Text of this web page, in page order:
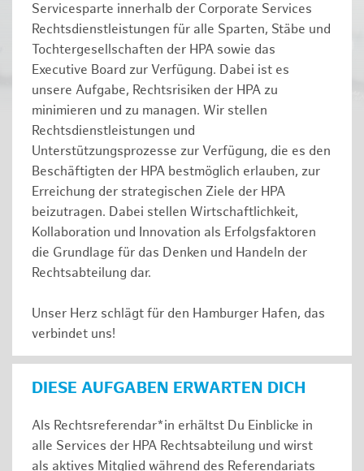
Servicesparte innerhalb der Corporate Services
Rechtsdienstleistungen für alle Sparten, Stäbe und
Tochtergesellschaften der HPA sowie das
Executive Board zur Verfügung. Dabei ist es
unsere Aufgabe, Rechtsrisiken der HPA zu
minimieren und zu managen. Wir stellen
Rechtsdienstleistungen und
Unterstützungsprozesse zur Verfügung, die es den
Beschäftigten der HPA bestmöglich erlauben, zur
Erreichung der strategischen Ziele der HPA
beizutragen. Dabei stellen Wirtschaftlichkeit,
Kollaboration und Innovation als Erfolgsfaktoren
die Grundlage für das Denken und Handeln der
Rechtsabteilung dar.
Unser Herz schlägt für den Hamburger Hafen, das
verbindet uns!
DIESE AUFGABEN ERWARTEN DICH
Als Rechtsreferendar*in erhältst Du Einblicke in
alle Services der HPA Rechtsabteilung und wirst
als aktives Mitglied während des Referendariats